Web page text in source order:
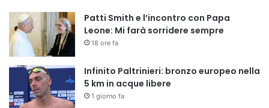
Patti Smith e l’incontro con Papa
Leone: Mi farà sorridere sempre
18 ore fa
Infinito Paltrinieri: bronzo europeo nella
5 km in acque libere
1 giorno fa